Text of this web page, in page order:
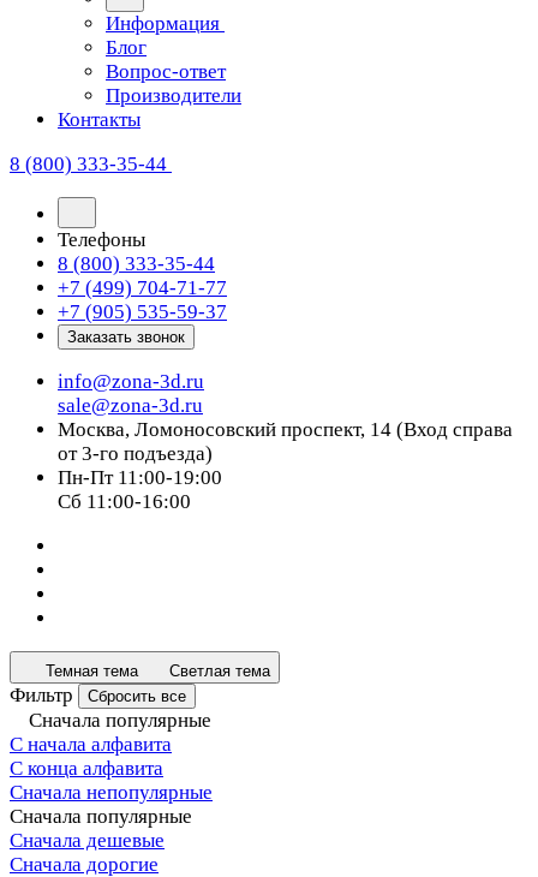
Информация
Блог
Вопрос-ответ
Производители
Контакты
8 (800) 333-35-44
Телефоны
8 (800) 333-35-44
+7 (499) 704-71-77
+7 (905) 535-59-37
Заказать звонок
info@zona-3d.ru
sale@zona-3d.ru
Москва, Ломоносовский проспект, 14 (Вход справа
от 3-го подъезда)
Пн-Пт 11:00-19:00
Сб 11:00-16:00
Темная тема Светлая тема
Фильтр Сбросить все
Сначала популярные
С начала алфавита
С конца алфавита
Сначала непопулярные
Сначала популярные
Сначала дешевые
Сначала дорогие